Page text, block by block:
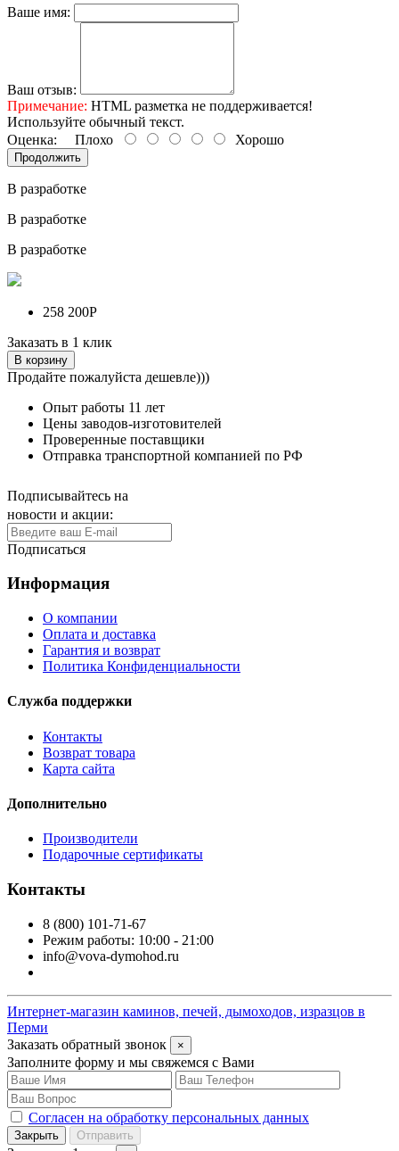
Ваше имя:
Ваш отзыв:
Примечание: HTML разметка не поддерживается!
Используйте обычный текст.
Оценка: Плохо Хорошо
Продолжить
В разработке
В разработке
В разработке
258 200Р
Заказать в 1 клик
В корзину
Продайте пожалуйста дешевле)))
Опыт работы 11 лет
Цены заводов-изготовителей
Проверенные поставщики
Отправка транспортной компанией по РФ
Подписывайтесь на
новости и акции:
Подписаться
Информация
О компании
Оплата и доставка
Гарантия и возврат
Политика Конфиденциальности
Служба поддержки
Контакты
Возврат товара
Карта сайта
Дополнительно
Производители
Подарочные сертификаты
Контакты
8 (800) 101-71-67
Режим работы: 10:00 - 21:00
info@vova-dymohod.ru
Интернет-магазин каминов, печей, дымоходов, изразцов в
Перми
Заказать обратный звонок
×
Заполните форму и мы свяжемся с Вами
Согласен на обработку персональных данных
Закрыть Отправить